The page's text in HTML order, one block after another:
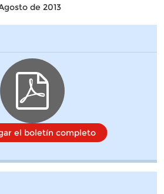
de 2013
el boletín completo